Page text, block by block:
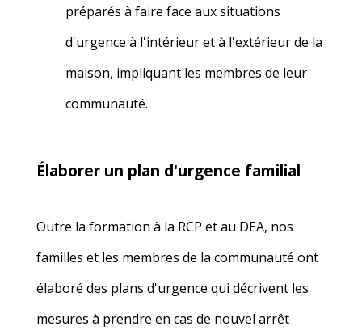
préparés à faire face aux situations
d'urgence à l'intérieur et à l'extérieur de la
maison, impliquant les membres de leur
communauté.
Élaborer un plan d'urgence familial
Outre la formation à la RCP et au DEA, nos
familles et les membres de la communauté ont
élaboré des plans d'urgence qui décrivent les
mesures à prendre en cas de nouvel arrêt